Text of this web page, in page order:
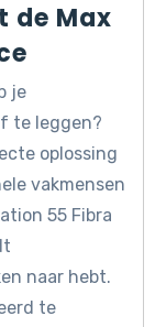
de Max
je
te leggen?
oplossing
vakmensen
55 Fibra
naar hebt.
te